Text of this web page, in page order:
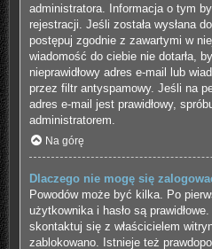
administratora. Informacja o tym
rejestracji. Jeśli została wysłana
postępuj zgodnie z zawartymi w
wiadomość do ciebie nie dotarła,
nieprawidłowy adres e-mail lub
przez filtr antyspamowy. Jeśli na
adres e-mail jest prawidłowy,
administratorem.
Na górę
Dlaczego nie mogę się
Powodów może być kilka. Po
użytkownika i hasło są
skontaktuj się z właścicielem
zablokowano. Istnieje też